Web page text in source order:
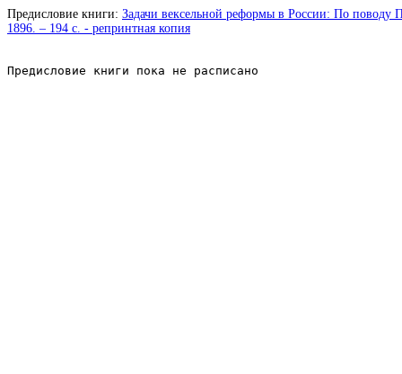
Предисловие книги: Задачи вексельной реформы в России: По
1896. – 194 с. - репринтная копия
Предисловие книги пока не расписано